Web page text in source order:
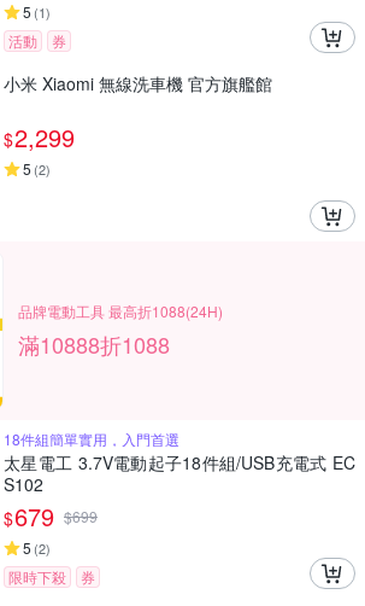
5 (1)
活動 券
小米 Xiaomi 無線洗車機 官方旗艦館
$2,299
5 (2)
品牌電動工具 最高折1088(24H)
滿10888折1088
18件組簡單實用，入門首選
太星電工 3.7V電動起子18件組/USB充電式 EC
S102
$679 $699
5 (2)
限時下殺 券